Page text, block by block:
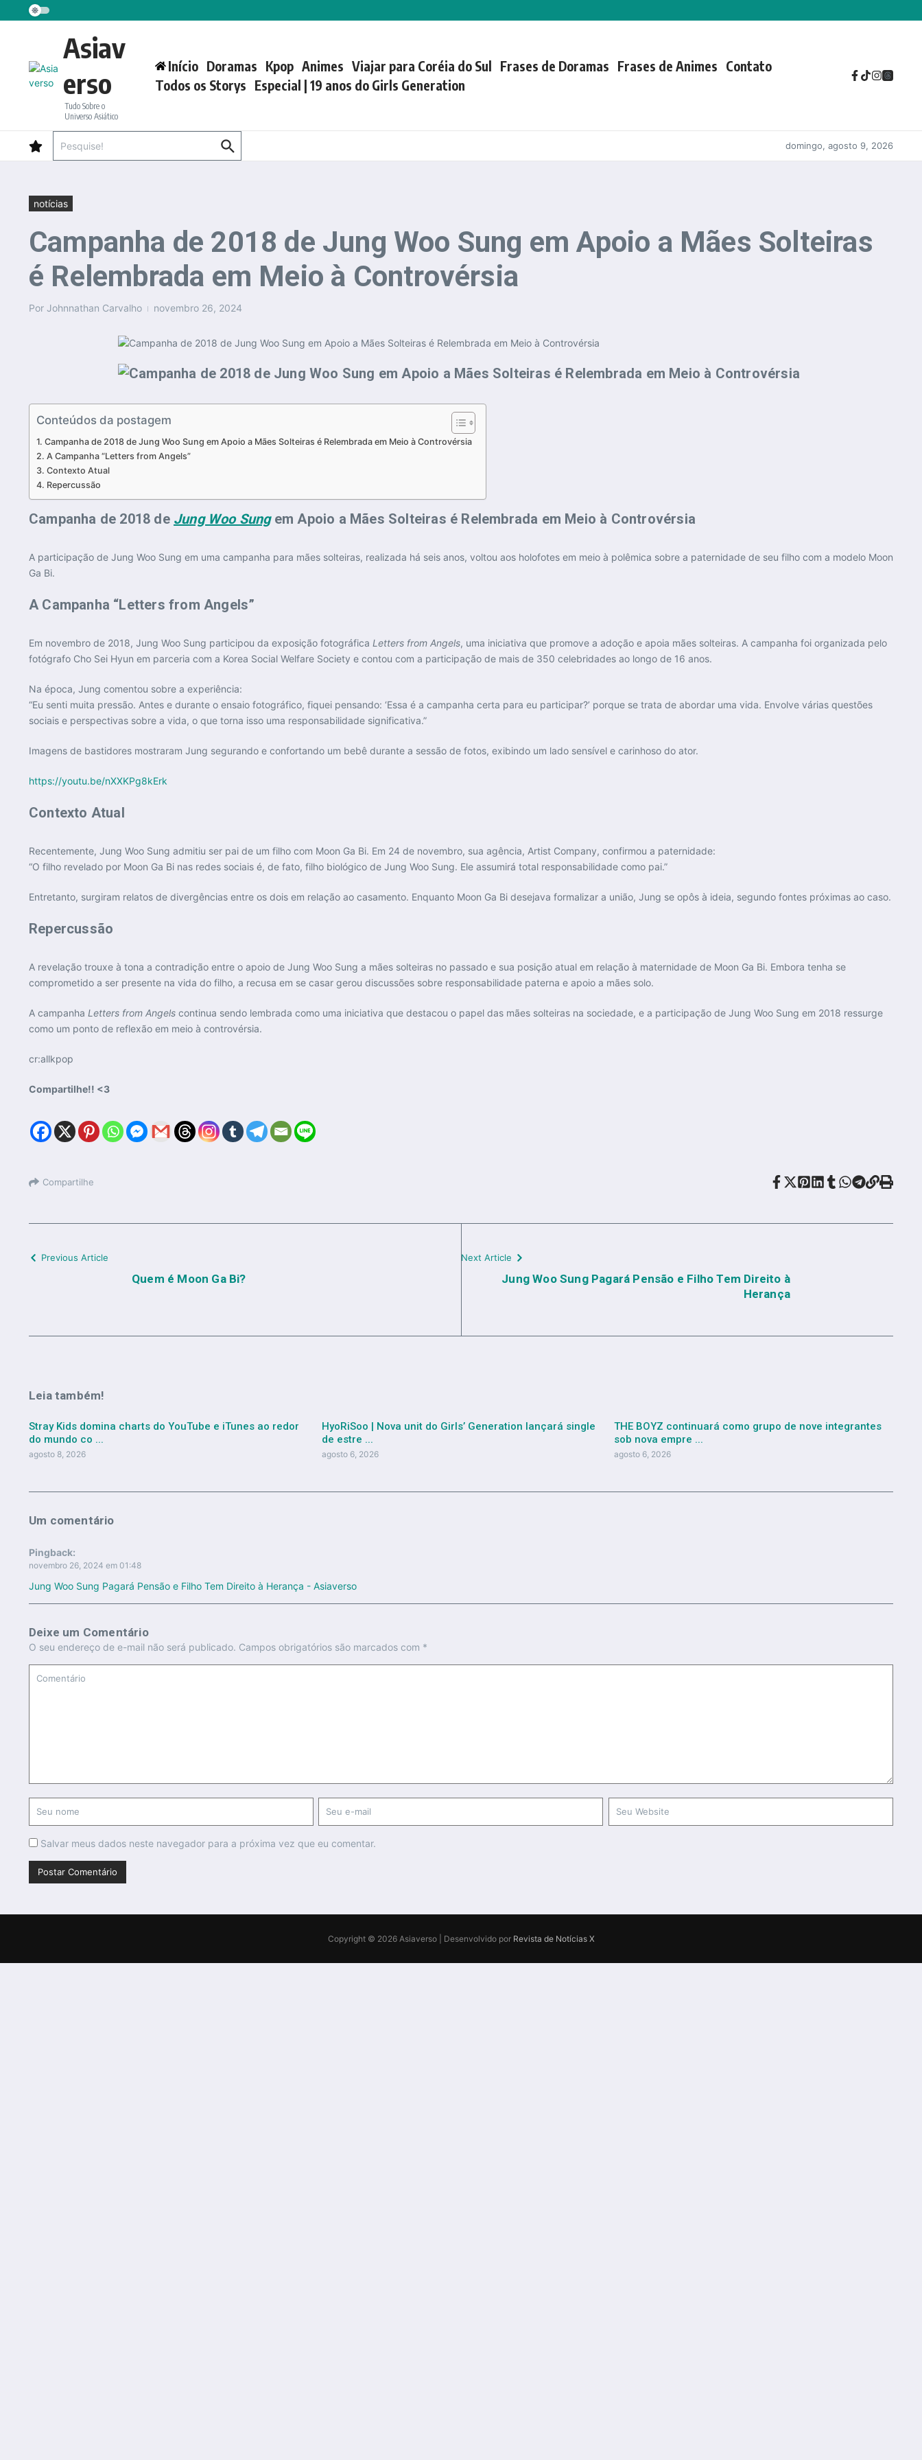
Ir para o conteúdo
Asiav
erso
Tudo Sobre o
Universo Asiático
Início Doramas Kpop Animes Viajar para Coréia do Sul Frases de Doramas Frases de Animes Contato
Todos os Storys Especial | 19 anos do Girls Generation
domingo, agosto 9, 2026
notícias
Campanha de 2018 de Jung Woo Sung em Apoio a Mães Solteiras
é Relembrada em Meio à Controvérsia
Por Johnnathan Carvalho novembro 26, 2024
Conteúdos da postagem
Campanha de 2018 de Jung Woo Sung em Apoio a Mães Solteiras é Relembrada em Meio à Controvérsia
A Campanha “Letters from Angels”
Contexto Atual
Repercussão
Campanha de 2018 de Jung Woo Sungem Apoio a Mães Solteiras é Relembrada em Meio à Controvérsia
A participação de Jung Woo Sung em uma campanha para mães solteiras, realizada há seis anos, voltou aos holofotes em meio à polêmica sobre a paternidade de seu filho com a modelo Moon
Ga Bi.
A Campanha “Letters from Angels”
Em novembro de 2018, Jung Woo Sung participou da exposição fotográfica Letters from Angels, uma iniciativa que promove a adoção e apoia mães solteiras. A campanha foi organizada pelo
fotógrafo Cho Sei Hyun em parceria com a Korea Social Welfare Society e contou com a participação de mais de 350 celebridades ao longo de 16 anos.
Na época, Jung comentou sobre a experiência:
“Eu senti muita pressão. Antes e durante o ensaio fotográfico, fiquei pensando: ‘Essa é a campanha certa para eu participar?’ porque se trata de abordar uma vida. Envolve várias questões
sociais e perspectivas sobre a vida, o que torna isso uma responsabilidade significativa.”
Imagens de bastidores mostraram Jung segurando e confortando um bebê durante a sessão de fotos, exibindo um lado sensível e carinhoso do ator.
https://youtu.be/nXXKPg8kErk
Contexto Atual
Recentemente, Jung Woo Sung admitiu ser pai de um filho com Moon Ga Bi. Em 24 de novembro, sua agência, Artist Company, confirmou a paternidade:
“O filho revelado por Moon Ga Bi nas redes sociais é, de fato, filho biológico de Jung Woo Sung. Ele assumirá total responsabilidade como pai.”
Entretanto, surgiram relatos de divergências entre os dois em relação ao casamento. Enquanto Moon Ga Bi desejava formalizar a união, Jung se opôs à ideia, segundo fontes próximas ao caso.
Repercussão
A revelação trouxe à tona a contradição entre o apoio de Jung Woo Sung a mães solteiras no passado e sua posição atual em relação à maternidade de Moon Ga Bi. Embora tenha se
comprometido a ser presente na vida do filho, a recusa em se casar gerou discussões sobre responsabilidade paterna e apoio a mães solo.
A campanha Letters from Angels continua sendo lembrada como uma iniciativa que destacou o papel das mães solteiras na sociedade, e a participação de Jung Woo Sung em 2018 ressurge
como um ponto de reflexão em meio à controvérsia.
cr:allkpop
Compartilhe!! <3
Compartilhe
Previous Article
Quem é Moon Ga Bi?
Next Article
Jung Woo Sung Pagará Pensão e Filho Tem Direito à
Herança
Leia também!
Stray Kids domina charts do YouTube e iTunes ao redor
do mundo co ...
agosto 8, 2026
HyoRiSoo | Nova unit do Girls’ Generation lançará single
de estre ...
agosto 6, 2026
THE BOYZ continuará como grupo de nove integrantes
sob nova empre ...
agosto 6, 2026
Um comentário
Pingback:
novembro 26, 2024 em 01:48
Jung Woo Sung Pagará Pensão e Filho Tem Direito à Herança - Asiaverso
Deixe um Comentário
O seu endereço de e-mail não será publicado. Campos obrigatórios são marcados com *
Salvar meus dados neste navegador para a próxima vez que eu comentar.
Copyright © 2026 Asiaverso | Desenvolvido por Revista de Notícias X